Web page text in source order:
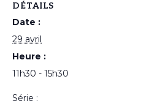
DÉTAILS
Date :
29 avril
Heure :
11h30 - 15h30
Série :